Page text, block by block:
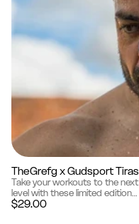
Edición limitada
Take your workouts to the next
level with these limited edition
GREFG Gudsport Nose Strips.
$29.00